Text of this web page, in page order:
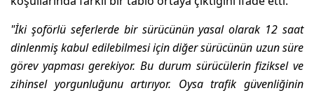
"İki şoförlü seferlerde bir sürücünün yasal olarak 12 saat
dinlenmiş kabul edilebilmesi için diğer sürücünün uzun süre
görev yapması gerekiyor. Bu durum sürücülerin fiziksel ve
zihinsel yorgunluğunu artırıyor. Oysa trafik güvenliğinin